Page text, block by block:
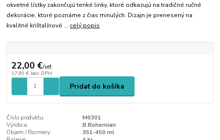
okvetné lístky zakončujú tenké linky, ktoré odkazujú na tradičné ručné
dekorácie, ktoré poznáme z čias minulých. Dizajn je prenesený na
kvalitné krištalínové ... celý popis
22,00 €/set
17,89 € bez DPH
Pridať do košíka
Číslo produktu:
M0301
Výrobca:
B.Bohemian
Objem / Rozmery:
351-450 ml